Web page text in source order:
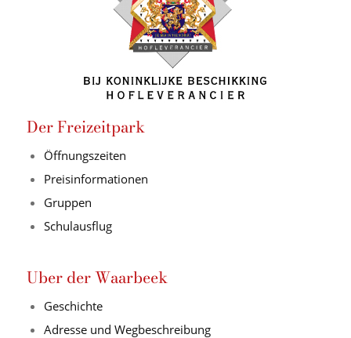
Der Freizeitpark
Öffnungszeiten
Preisinformationen
Gruppen
Schulausflug
Uber der Waarbeek
Geschichte
Adresse und Wegbeschreibung